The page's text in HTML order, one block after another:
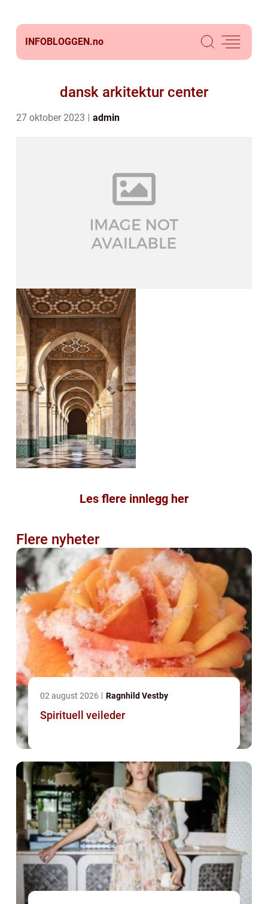
INFOBLOGGEN.no
dansk arkitektur center
27 oktober 2023 admin
Les flere innlegg her
Flere nyheter
02 august 2026 Ragnhild Vestby
Spirituell veileder